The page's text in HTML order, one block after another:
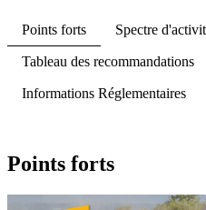
Points forts Spectre
Tableau des recommandations
Informations Réglementaires
Points forts